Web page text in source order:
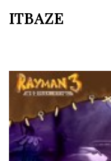
ITBAZE